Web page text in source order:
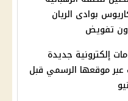
بوادى الريان
تفويض
إلكترونية جديدة
عبر موقعها الرسمي قبل